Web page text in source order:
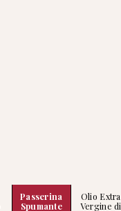
Passerina
Spumante
Olio Extra
Vergine di